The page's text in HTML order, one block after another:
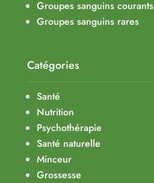
Groupes sanguins courants
Groupes sanguins rares
Catégories
Santé
Nutrition
Psychothérapie
Santé naturelle
Minceur
Grossesse